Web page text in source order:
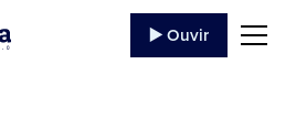
▶️ Ouvir